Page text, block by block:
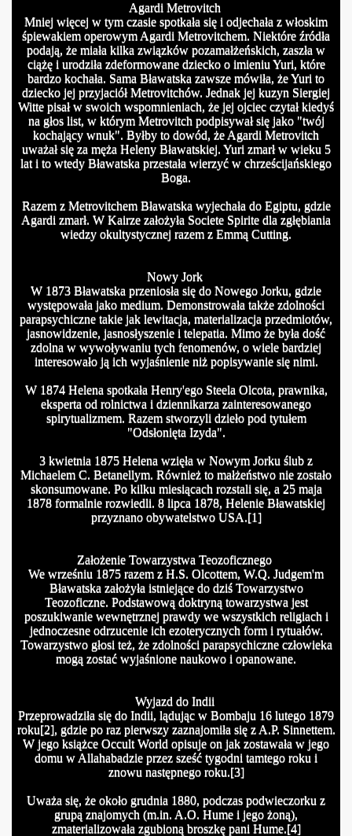
Agardi Metrovitch
Mniej więcej w tym czasie spotkała się i odjechała z włoskim
śpiewakiem operowym Agardi Metrovitchem. Niektóre źródła
podają, że miała kilka związków pozamałżeńskich, zaszła w
ciążę i urodziła zdeformowane dziecko o imieniu Yuri, które
bardzo kochała. Sama Bławatska zawsze mówiła, że Yuri to
dziecko jej przyjaciół Metrovitchów. Jednak jej kuzyn Siergiej
Witte pisał w swoich wspomnieniach, że jej ojciec czytał kiedyś
na głos list, w którym Metrovitch podpisywał się jako "twój
kochający wnuk". Byłby to dowód, że Agardi Metrovitch
uważał się za męża Heleny Bławatskiej. Yuri zmarł w wieku 5
lat i to wtedy Bławatska przestała wierzyć w chrześcijańskiego
Boga.
Razem z Metrovitchem Bławatska wyjechała do Egiptu, gdzie
Agardi zmarł. W Kairze założyła Societe Spirite dla zgłębiania
wiedzy okultystycznej razem z Emmą Cutting.
Nowy Jork
W 1873 Bławatska przeniosła się do Nowego Jorku, gdzie
występowała jako medium. Demonstrowała także zdolności
parapsychiczne takie jak lewitacja, materializacja przedmiotów,
jasnowidzenie, jasnosłyszenie i telepatia. Mimo że była dość
zdolna w wywoływaniu tych fenomenów, o wiele bardziej
interesowało ją ich wyjaśnienie niż popisywanie się nimi.
W 1874 Helena spotkała Henry'ego Steela Olcota, prawnika,
eksperta od rolnictwa i dziennikarza zainteresowanego
spirytualizmem. Razem stworzyli dzieło pod tytułem
"Odsłonięta Izyda".
3 kwietnia 1875 Helena wzięła w Nowym Jorku ślub z
Michaelem C. Betanellym. Również to małżeństwo nie zostało
skonsumowane. Po kilku miesiącach rozstali się, a 25 maja
1878 formalnie rozwiedli. 8 lipca 1878, Helenie Bławatskiej
przyznano obywatelstwo USA.[1]
Założenie Towarzystwa Teozoficznego
We wrześniu 1875 razem z H.S. Olcottem, W.Q. Judgem'm
Bławatska założyła istniejące do dziś Towarzystwo
Teozoficzne. Podstawową doktryną towarzystwa jest
poszukiwanie wewnętrznej prawdy we wszystkich religiach i
jednoczesne odrzucenie ich ezoterycznych form i rytuałów.
Towarzystwo głosi też, że zdolności parapsychiczne człowieka
mogą zostać wyjaśnione naukowo i opanowane.
Wyjazd do Indii
Przeprowadziła się do Indii, lądując w Bombaju 16 lutego 1879
roku[2], gdzie po raz pierwszy zaznajomiła się z A.P. Sinnettem.
W jego książce Occult World opisuje on jak zostawała w jego
domu w Allahabadzie przez sześć tygodni tamtego roku i
znowu następnego roku.[3]
Uważa się, że około grudnia 1880, podczas podwieczorku z
grupą znajomych (m.in. A.O. Hume i jego żoną),
zmaterializowała zgubioną broszkę pani Hume.[4]